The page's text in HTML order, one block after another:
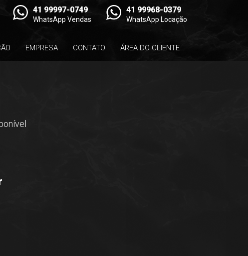
41 99997-0749
WhatsApp Vendas
41 99968-0379
WhatsApp Locação
EMPRESA CONTATO ÁREA DO CLIENTE